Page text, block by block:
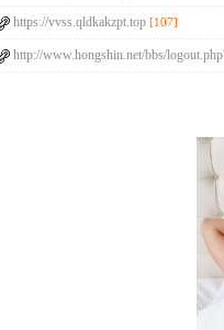
https://vvss.qldkakzpt.top [107]
http://www.hongshin.net/bbs/